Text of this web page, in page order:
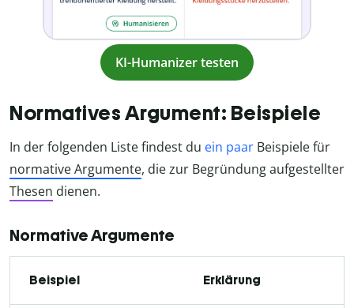
KI-Humanizer testen
Normatives Argument: Beispiele
In der folgenden Liste findest du ein paar Beispiele für
normative Argumente, die zur Begründung aufgestellter
Thesen dienen.
Normative Argumente
Beispiel Erklärung